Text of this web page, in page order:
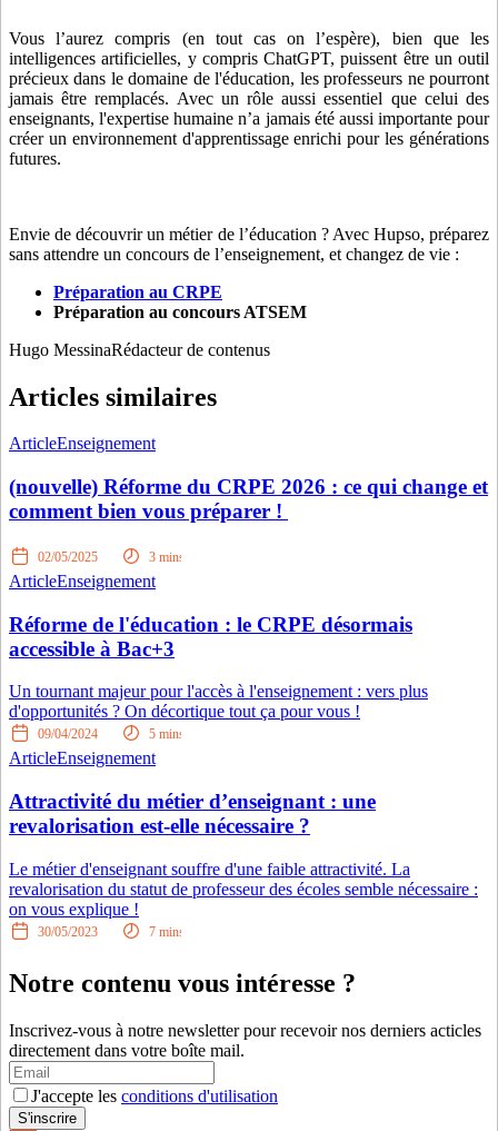
Vous l’aurez compris (en tout cas on l’espère), bien que les
intelligences artificielles, y compris ChatGPT, puissent être un outil
précieux dans le domaine de l'éducation, les professeurs ne pourront
jamais être remplacés. Avec un rôle aussi essentiel que celui des
enseignants, l'expertise humaine n’a jamais été aussi importante pour
créer un environnement d'apprentissage enrichi pour les générations
futures.
Envie de découvrir un métier de l’éducation ? Avec Hupso, préparez
sans attendre un concours de l’enseignement, et changez de vie :
Préparation au CRPE
Préparation au concours ATSEM
Hugo MessinaRédacteur de contenus
Articles similaires
ArticleEnseignement
(nouvelle) Réforme du CRPE 2026 : ce qui change et
comment bien vous préparer !
02/05/2025 3 mins
ArticleEnseignement
Réforme de l'éducation : le CRPE désormais
accessible à Bac+3
Un tournant majeur pour l'accès à l'enseignement : vers plus
d'opportunités ? On décortique tout ça pour vous !
09/04/2024 5 mins
ArticleEnseignement
Attractivité du métier d’enseignant : une
revalorisation est-elle nécessaire ?
Le métier d'enseignant souffre d'une faible attractivité. La
revalorisation du statut de professeur des écoles semble nécessaire :
on vous explique !
30/05/2023 7 mins
Notre contenu vous intéresse ?
Inscrivez-vous à notre newsletter pour recevoir nos derniers acticles
directement dans votre boîte mail.
J'accepte les conditions d'utilisation
S'inscrire